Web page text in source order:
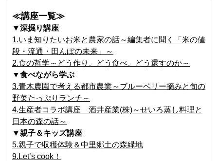
≪講座一覧≫
▼深掘り講座
1.いま知りたいお米と農家の話～編集者に聞く「米の値
段・流通・田んぼの未来」～
2.食の哲学～どう作り、どう食べ、どう還すのか～
▼食べながら学ぶ
3.青木農園で考える都市農業～ブルーベリー摘みと旬の
野菜たっぷりランチ～
4.生産者コラボ講座 酒井産業(株)～せいろ蒸し料理と
日本の森の話～
▼親子＆キッズ講座
5.親子で収穫体験＆中里郷土の森緑地
9.Let’s cook！